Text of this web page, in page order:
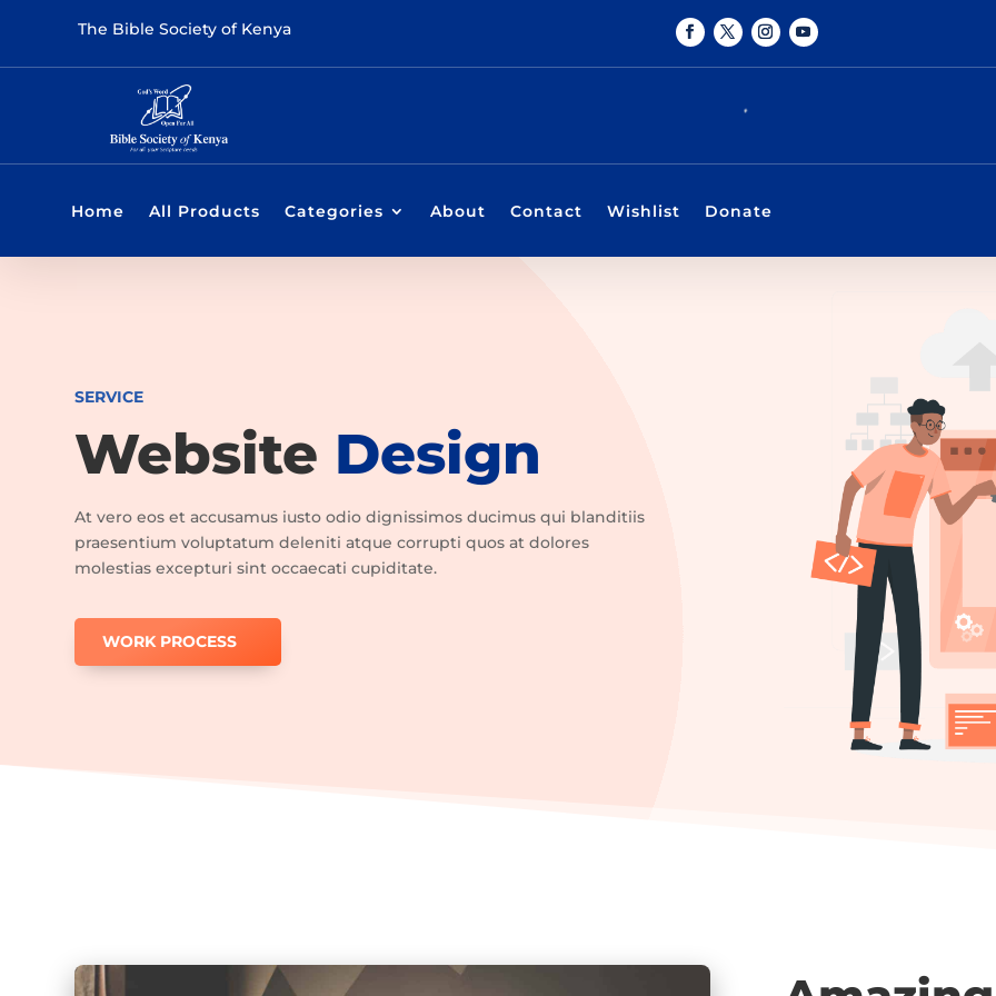
The Bible Society of Kenya
Home All Products Categories About Contact Wishlist Donate
SERVICE
Website Design
At vero eos et accusamus iusto odio dignissimos ducimus qui blanditiis
praesentium voluptatum deleniti atque corrupti quos at dolores
molestias excepturi sint occaecati cupiditate.
WORK PROCESS